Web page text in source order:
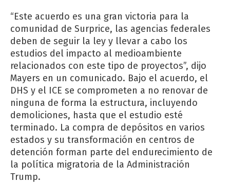
“Este acuerdo es una gran victoria para la
comunidad de Surprice, las agencias federales
deben de seguir la ley y llevar a cabo los
estudios del impacto al medioambiente
relacionados con este tipo de proyectos”, dijo
Mayers en un comunicado. Bajo el acuerdo, el
DHS y el ICE se comprometen a no renovar de
ninguna de forma la estructura, incluyendo
demoliciones, hasta que el estudio esté
terminado. La compra de depósitos en varios
estados y su transformación en centros de
detención forman parte del endurecimiento de
la política migratoria de la Administración
Trump.